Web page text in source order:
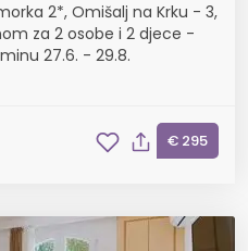
2*, Omišalj na Krku - 3,
za 2 osobe i 2 djece -
27.6. - 29.8.
€ 295